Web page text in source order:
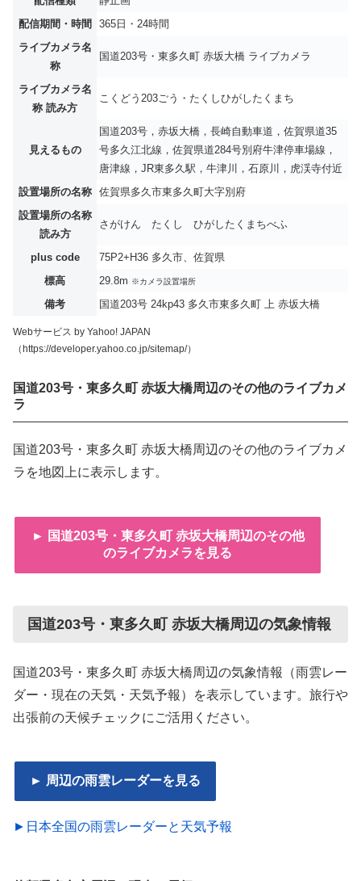
配信期間・時間
365日・24時間
ライブカメラ名
称
国道203号・東多久町 赤坂大橋 ライブカメラ
ライブカメラ名
称 読み方
こくどう203ごう・たくしひがしたくまち
見えるもの
国道203号，赤坂大橋，長崎自動車道，佐賀県道35
号多久江北線，佐賀県道284号別府牛津停車場線，
唐津線，JR東多久駅，牛津川，石原川，虎渓寺付近
設置場所の名称
佐賀県多久市東多久町大字別府
設置場所の名称
読み方
さがけん たくし ひがしたくまちべふ
plus code
75P2+H36 多久市、佐賀県
標高
29.8m ※カメラ設置場所
備考 国道203号 24kp43 多久市東多久町 上 赤坂大橋
Webサービス by Yahoo! JAPAN
（https://developer.yahoo.co.jp/sitemap/）
国道203号・東多久町 赤坂大橋周辺のその他のライブカメ
ラ
国道203号・東多久町 赤坂大橋周辺のその他のライブカメ
ラを地図上に表示します。
► 国道203号・東多久町 赤坂大橋周辺のその他
のライブカメラを見る
国道203号・東多久町 赤坂大橋周辺の気象情報
国道203号・東多久町 赤坂大橋周辺の気象情報（雨雲レー
ダー・現在の天気・天気予報）を表示しています。旅行や
出張前の天候チェックにご活用ください。
► 周辺の雨雲レーダーを見る
►日本全国の雨雲レーダーと天気予報